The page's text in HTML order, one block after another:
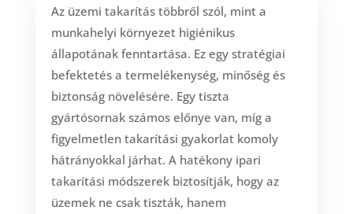
Az üzemi takarítás többről szól, mint a
munkahelyi környezet higiénikus
állapotának fenntartása. Ez egy stratégiai
befektetés a termelékenység, minőség és
biztonság növelésére. Egy tiszta
gyártósornak számos előnye van, míg a
figyelmetlen takarítási gyakorlat komoly
hátrányokkal járhat. A hatékony ipari
takarítási módszerek biztosítják, hogy az
üzemek ne csak tiszták, hanem